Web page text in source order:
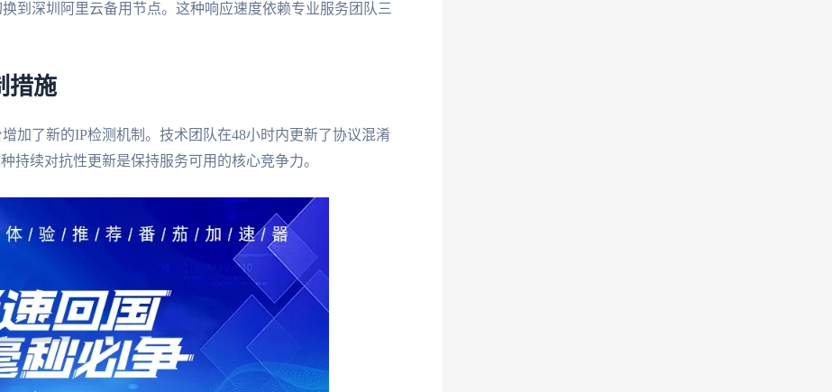
到深圳阿里云备用节点。这种响应速度依赖专业服务团队三
措施
加了新的IP检测机制。技术团队在48小时内更新了协议混淆
持续对抗性更新是保持服务可用的核心竞争力。